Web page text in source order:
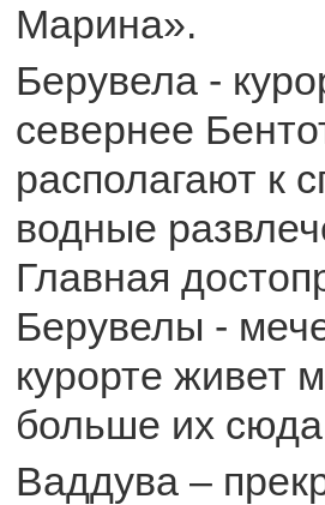
Марина».
Берувела -
севернее
располагают к
водные
Главная
Берувелы -
курорте живет
больше их
Ваддува –